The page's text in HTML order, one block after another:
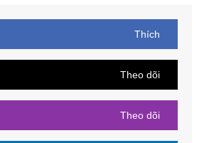
Thích
Theo dõi
Theo dõi